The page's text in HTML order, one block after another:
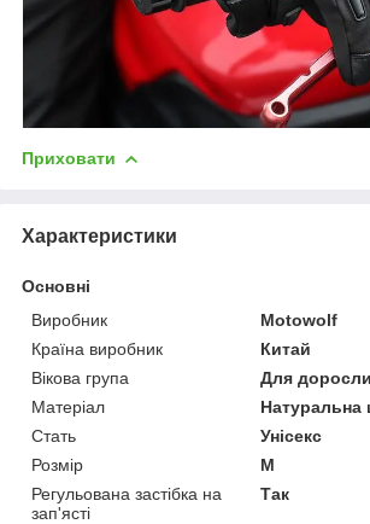
Приховати
Характеристики
Основні
Виробник
Motowolf
Країна виробник
Китай
Вікова група
Для
Матеріал
Натуральна
Стать
Унісекс
Розмір
M
Регульована застібка на
зап'ясті
Так